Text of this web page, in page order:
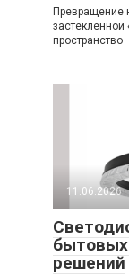
Превращение
11.06.2026
решений